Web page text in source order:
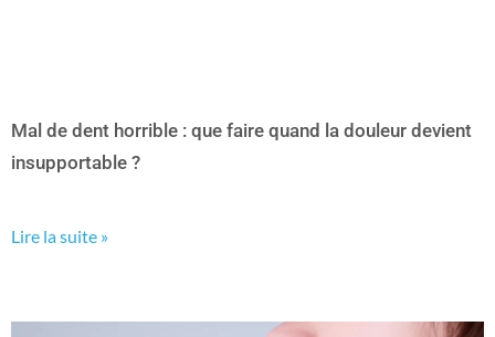
Mal de dent horrible : que faire quand la douleur devient
insupportable ?
Lire la suite »